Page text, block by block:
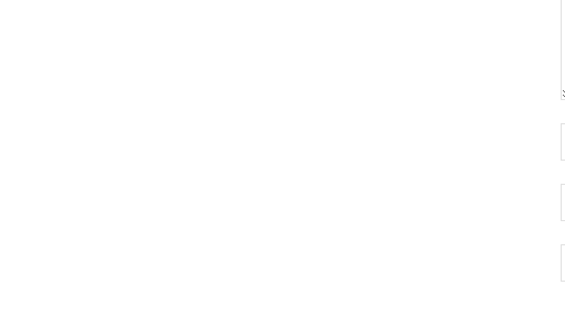
سایت: